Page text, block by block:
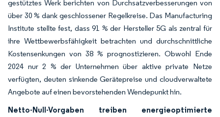
gestütztes Werk berichten von Durchsatzverbesserungen von
über 30 % dank geschlossener Regelkreise. Das Manufacturing
Institute stellte fest, dass 91 % der Hersteller 5G als zentral für
ihre Wettbewerbsfähigkeit betrachten und durchschnittliche
Kostensenkungen von 38 % prognostizieren. Obwohl Ende
2024 nur 2 % der Unternehmen über aktive private Netze
verfügten, deuten sinkende Gerätepreise und cloudverwaltete
Angebote auf einen bevorstehenden Wendepunkt hin.
Netto-Null-Vorgaben treiben energieoptimierte